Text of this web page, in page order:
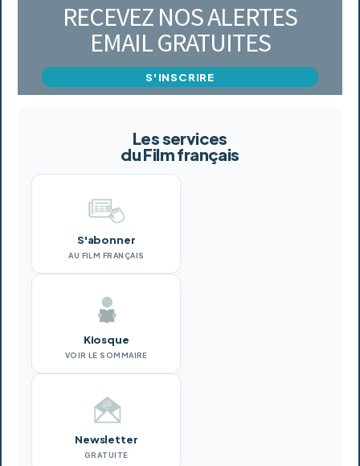
RECEVEZ NOS ALERTES
EMAIL GRATUITES
S'INSCRIRE
Les services
du Film français
S'abonner
AU FILM FRANÇAIS
Kiosque
VOIR LE SOMMAIRE
Newsletter
GRATUITE